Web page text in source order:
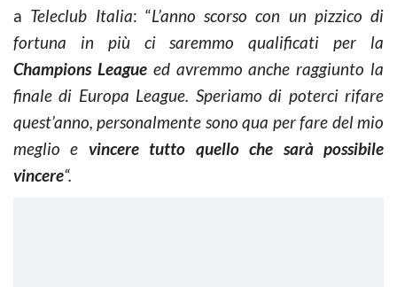
a Teleclub Italia: “L’anno scorso con un pizzico di
fortuna in più ci saremmo qualificati per la
Champions Leagueed avremmo ancheraggiunto la
finale di Europa League. Speriamo di poterci rifare
quest’anno, personalmente sono qua per fare del mio
meglio e vincere tutto quello che sarà possibile
vincere“.